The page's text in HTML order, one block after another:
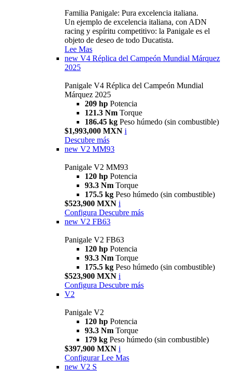
Familia Panigale: Pura excelencia italiana.
Un ejemplo de excelencia italiana, con ADN
racing y espíritu competitivo: la Panigale es el
objeto de deseo de todo Ducatista.
Lee Mas
new V4 Réplica del Campeón Mundial Márquez
2025
Panigale V4 Réplica del Campeón Mundial
Márquez 2025
209 hp Potencia
121.3 Nm Torque
186.45 kg Peso húmedo (sin combustible)
$1,993,000 MXN i
Descubre más
new V2 MM93
Panigale V2 MM93
120 hp Potencia
93.3 Nm Torque
175.5 kg Peso húmedo (sin combustible)
$523,900 MXN i
Configura Descubre más
new V2 FB63
Panigale V2 FB63
120 hp Potencia
93.3 Nm Torque
175.5 kg Peso húmedo (sin combustible)
$523,900 MXN i
Configura Descubre más
V2
Panigale V2
120 hp Potencia
93.3 Nm Torque
179 kg Peso húmedo (sin combustible)
$397,900 MXN i
Configurar Lee Mas
new V2 S